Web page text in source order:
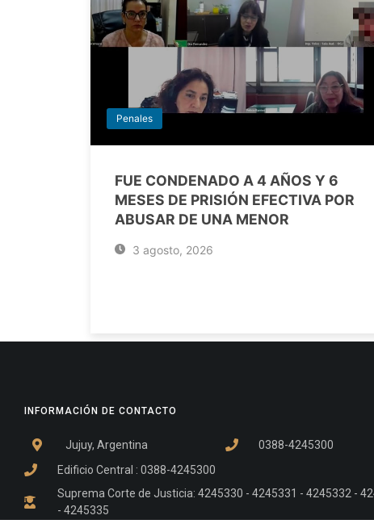
Penales
FUE CONDENADO A 4 AÑOS Y 6
MESES DE PRISIÓN EFECTIVA POR
ABUSAR DE UNA MENOR
3 agosto, 2026
INFORMACIÓN DE CONTACTO
Jujuy, Argentina
0388-4245300
Edificio Central : 0388-4245300
Suprema Corte de Justicia: 4245330 - 4245331 - 4245332 -
- 4245335